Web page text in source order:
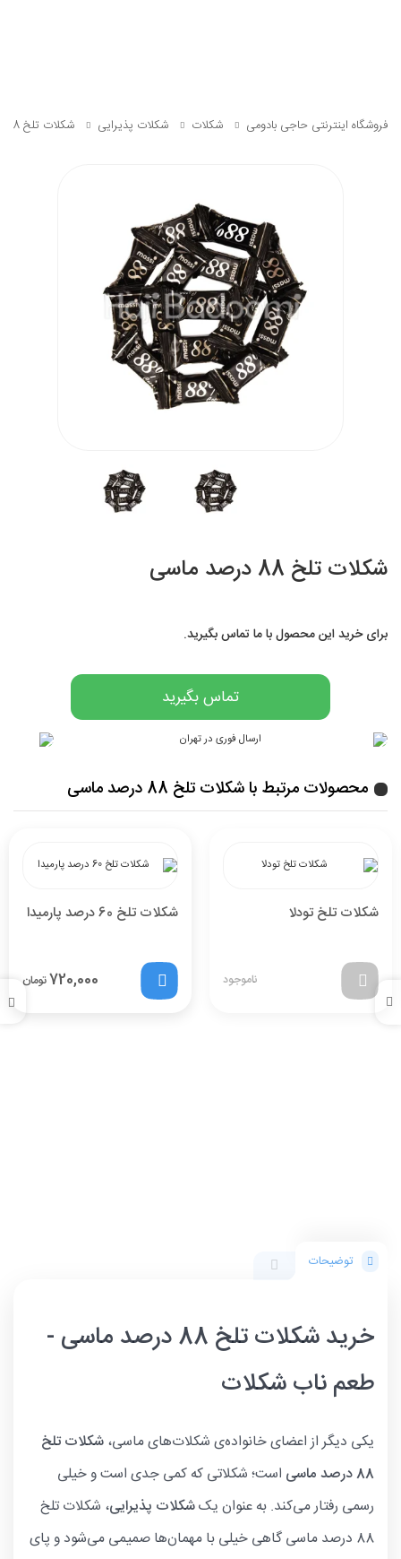
فروشگاه اینترنتی حاجی بادومی شکلات شکلات پذیرایی شکلات تلخ 88 درصد ماسی
شکلات تلخ 88 درصد ماسی
برای خرید این محصول با ما تماس بگیرید.
تماس بگیرید
محصولات مرتبط با شکلات تلخ 88 درصد ماسی
شکلات تلخ تودلا
ناموجود
شکلات تلخ 60 درصد پارمیدا
720,000تومان
توضیحات
خرید شکلات تلخ 88 درصد ماسی -
طعم ناب شکلات
یکی دیگر از اعضای خانواده‌ی شکلات‌های ماسی،شکلات تلخ
88 درصد ماسی
است؛ شکلاتی که کمی جدی است و خیلی
رسمی رفتار می‌کند. به عنوان یکشکلات پذیرایی، شکلات تلخ
88 درصد ماسی گاهی خیلی با مهمان‌ها صمیمی می‌شود و پای